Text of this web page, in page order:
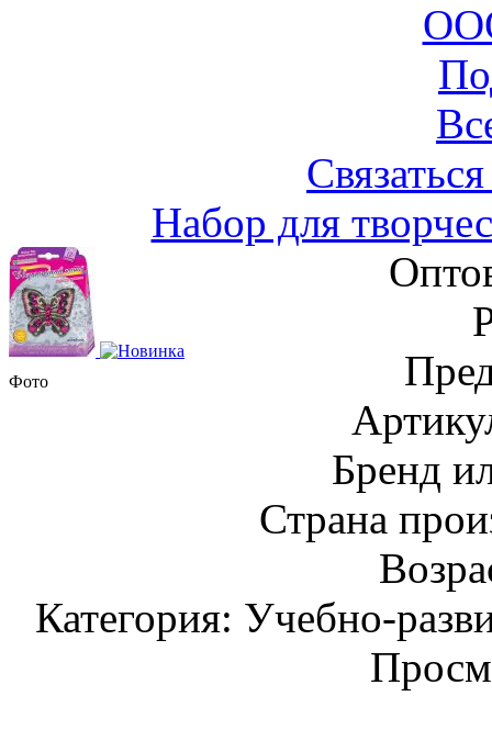
Набор для
Фото
Бренд
Страна
Категория: Учебно-